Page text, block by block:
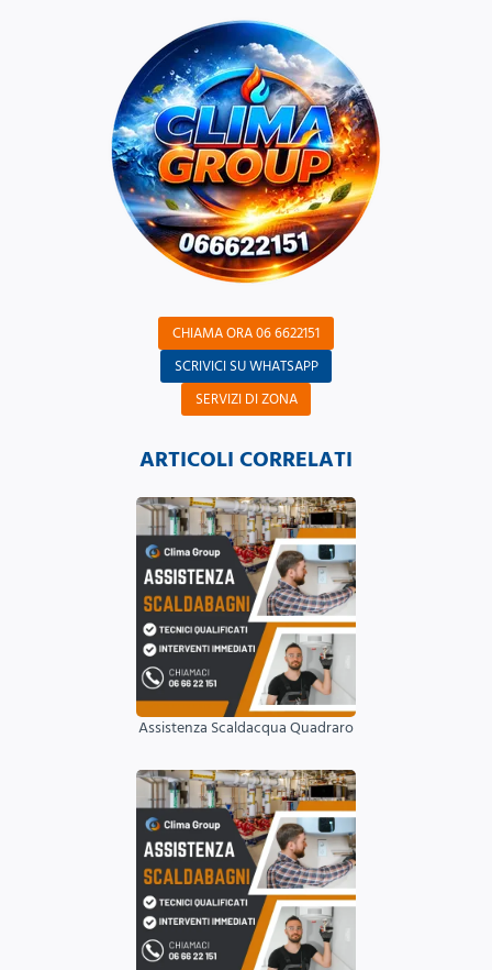
CHIAMA ORA 06 6622151
SCRIVICI SU WHATSAPP
SERVIZI DI ZONA
ARTICOLI CORRELATI
Assistenza Scaldacqua Quadraro